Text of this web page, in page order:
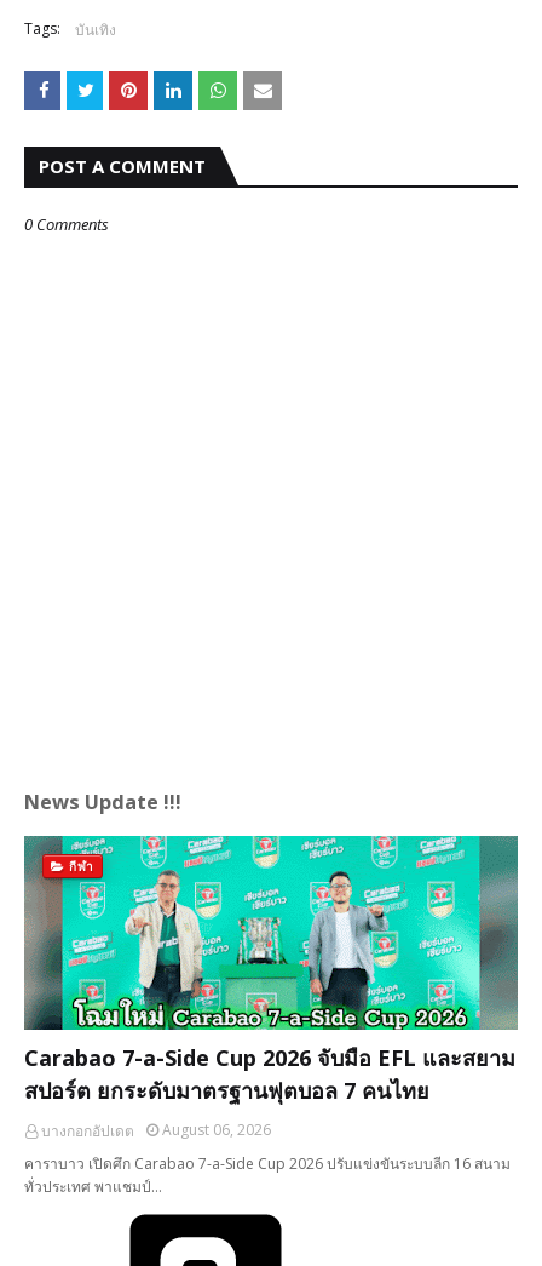
Tags: บันเทิง
POST A COMMENT
0 Comments
News Update !!!
กีฬา
Carabao 7-a-Side Cup 2026 จับมือ EFL และสยาม
สปอร์ต ยกระดับมาตรฐานฟุตบอล 7 คนไทย
บางกอกอัปเดต
August 06, 2026
คาราบาว เปิดศึก Carabao 7-a-Side Cup 2026 ปรับแข่งขันระบบลีก 16 สนาม
ทั่วประเทศ พาแชมป์…